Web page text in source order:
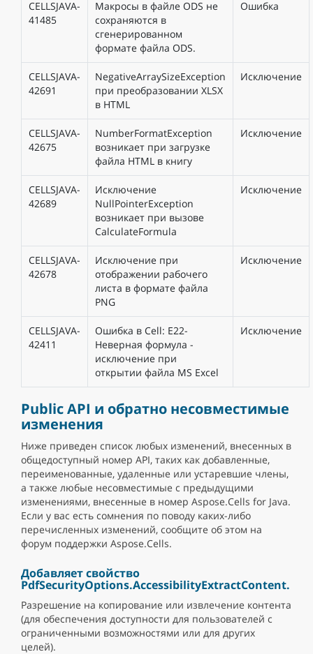
CELLSJAVA-
41485
Макросы в файле ODS не
сохраняются в
сгенерированном
формате файла ODS.
Ошибка
CELLSJAVA-
42691
NegativeArraySizeException
при преобразовании XLSX
в HTML
Исключение
CELLSJAVA-
42675
NumberFormatException
возникает при загрузке
файла HTML в книгу
Исключение
CELLSJAVA-
42689
Исключение
NullPointerException
возникает при вызове
CalculateFormula
Исключение
CELLSJAVA-
42678
Исключение при
отображении рабочего
листа в формате файла
PNG
Исключение
CELLSJAVA-
42411
Ошибка в Cell: E22-
Неверная формула -
исключение при
открытии файла MS Excel
Исключение
Public API и обратно несовместимые
изменения
Ниже приведен список любых изменений, внесенных в
общедоступный номер API, таких как добавленные,
переименованные, удаленные или устаревшие члены,
а также любые несовместимые с предыдущими
изменениями, внесенные в номер Aspose.Cells for Java.
Если у вас есть сомнения по поводу каких-либо
перечисленных изменений, сообщите об этом на
форум поддержки Aspose.Cells.
Добавляет свойство
PdfSecurityOptions.AccessibilityExtractContent.
Разрешение на копирование или извлечение контента
(для обеспечения доступности для пользователей с
ограниченными возможностями или для других
целей).